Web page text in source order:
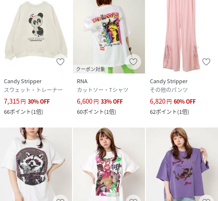
Candy Stripper
スウェット・トレーナー
7,315円 30%OFF
66ポイント(1倍)
クーポン対象
RNA
カットソー・Tシャツ
6,600円 33%OFF
60ポイント(1倍)
Candy Stripper
その他のパンツ
6,820円 60%OFF
62ポイント(1倍)